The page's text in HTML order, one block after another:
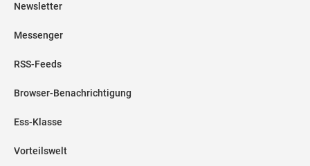
Newsletter
Messenger
RSS-Feeds
Browser-Benachrichtigung
Ess-Klasse
Vorteilswelt